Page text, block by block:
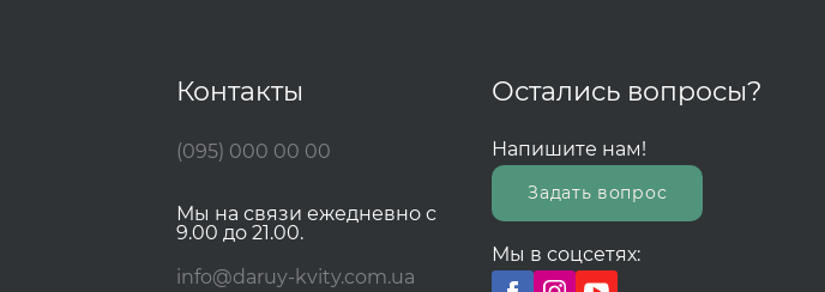
Контакты
(095) 000 00 00
Мы на связи ежедневно с
9.00 до 21.00.
info@daruy-kvity.com.ua
Остались вопросы?
Напишите нам!
Задать вопрос
Мы в соцсетях: